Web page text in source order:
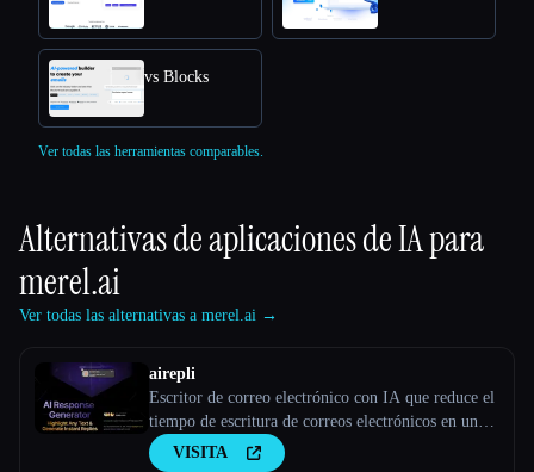
vs Blocks
Ver todas las herramientas comparables.
Alternativas de aplicaciones de IA para
merel.ai
Ver todas las alternativas a merel.ai →
airepli
Escritor de correo electrónico con IA que reduce el
tiempo de escritura de correos electrónicos en un
50%, resalta el correo electrónico y genera
VISITA